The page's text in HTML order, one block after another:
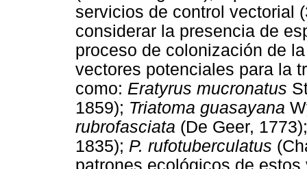
servicios de control vectorial
considerar la presencia de
proceso de colonización de
vectores potenciales para la
como: Eratyrus mucronatus
1859); Triatoma guasayana
rubrofasciata (De Geer,
1835); P. rufotuberculatus